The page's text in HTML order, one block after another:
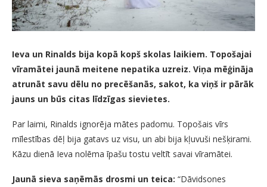
Ieva un Rinalds bija kopā kopš skolas laikiem. Topošajai
vīramātei jaunā meitene nepatika uzreiz. Viņa mēģināja
atrunāt savu dēlu no precēšanās, sakot, ka viņš ir pārāk
jauns un būs citas līdzīgas sievietes.
Par laimi, Rinalds ignorēja mātes padomu. Topošais vīrs
mīlestības dēļ bija gatavs uz visu, un abi bija kļuvuši nešķirami.
Kāzu dienā Ieva nolēma īpašu tostu veltīt savai vīramātei.
Jaunā sieva saņēmās drosmi un teica: “Dāvidsones